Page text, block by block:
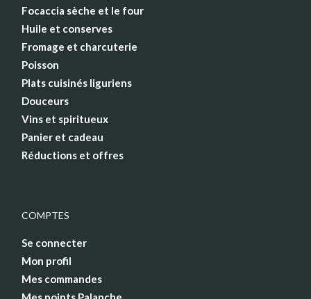
Focaccia sèche et le four
Huile et conserves
Fromage et charcuterie
Poisson
Plats cuisinés liguriens
Douceurs
Vins et spiritueux
Panier et cadeau
Réductions et offres
COMPTES
Se connecter
Mon profil
Mes commandes